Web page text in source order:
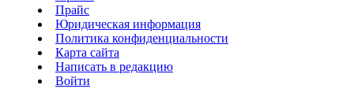
Прайс
Юридическая информация
Политика конфиденциальности
Карта сайта
Написать в редакцию
Войти